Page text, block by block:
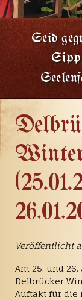
Seid
Veröffentlicht
Am 25. und
Delbrücker
Auftakt für die